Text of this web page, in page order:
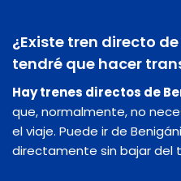
¿Existe tren directo
tendré que hacer
Hay trenes directos de
que, normalmente, no
el viaje. Puede ir de
directamente sin bajar del